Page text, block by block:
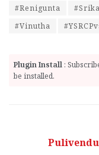
#Renigunta
#Vinutha
Plugin Install :
be installed.